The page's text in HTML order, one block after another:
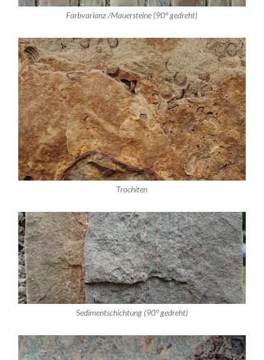
Farbvarianz /Mauersteine (90° gedreht)
Trochiten
Sedimentschichtung (90° gedreht)